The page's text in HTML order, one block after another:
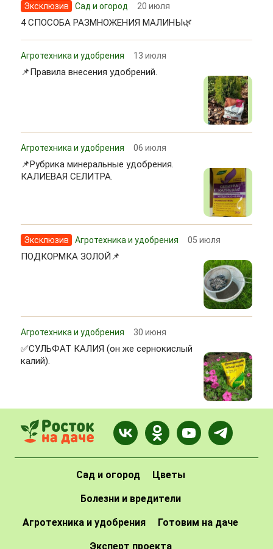
Эксклюзив Сад и огород 20 июля
4 СПОСОБА РАЗМНОЖЕНИЯ МАЛИНЫ🌿
Агротехника и удобрения 13 июля
📌Правила внесения удобрений.
Агротехника и удобрения 06 июля
📌Рубрика минеральные удобрения.
КАЛИЕВАЯ СЕЛИТРА.
Эксклюзив Агротехника и удобрения 05 июля
ПОДКОРМКА ЗОЛОЙ📌
Агротехника и удобрения 30 июня
✅СУЛЬФАТ КАЛИЯ (он же сернокислый
калий).
Сад и огород Цветы
Болезни и вредители
Агротехника и удобрения Готовим на даче
Эксперт проекта